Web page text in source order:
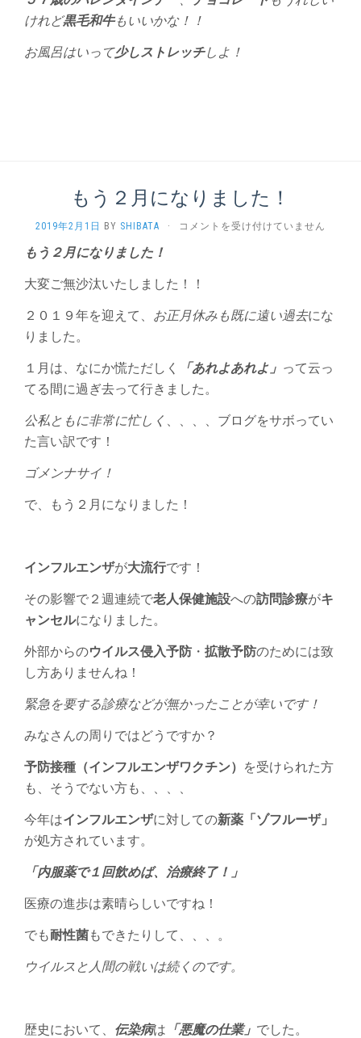
けれど黒毛和牛もいいかな！！
お風呂はいって少しストレッチしよ！
もう２月になりました！
2019年2月1日 BY SHIBATA ·
も
に
り
た！
コメントを受け付けていません
もう２月になりました！
大変ご無沙汰いたしました！！
２０１９年を迎えて、 お正月休みも既に遠い過去にな
りました。
１月は、なにか慌ただしく 「あれよあれよ」 って云っ
てる間に過ぎ去って行きました。
公私ともに非常に忙しく 、、、、ブログをサボってい
た言い訳です！
ゴメンナサイ！
で、もう２月になりました！
インフルエンザが大流行です！
その影響で２週連続で老人保健施設への訪問診療がキ
ャンセルになりました。
外部からのウイルス侵入予防 ・ 拡散予防のためには致
し方ありませんね！
緊急を要する診療などが無かったことが幸いです！
みなさんの周りではどうですか？
予防接種（インフルエンザワクチン） を受けられた方
も、そうでない方も、、、、
今年はインフルエンザに対しての新薬「ゾフルーザ」
が処方されています。
「内服薬で１回飲めば、治療終了！」
医療の進歩は素晴らしいですね！
でも耐性菌もできたりして、、、。
ウイルスと人間の戦いは続くのです。
歴史において、 伝染病は 「悪魔の仕業」 でした。